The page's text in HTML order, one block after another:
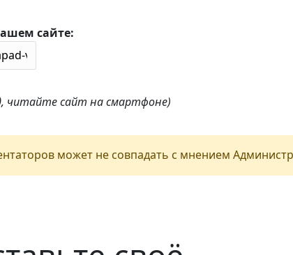
сайте:
читайте сайт на смартфоне)
может не совпадать с мнением